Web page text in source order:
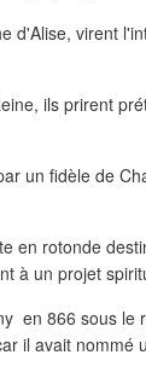
d'Alise, virent
ils prirent
un fidèle de
en rotonde
à un projet
en 866 sous le
il avait nommé